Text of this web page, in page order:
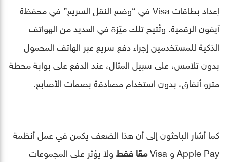
إعداد بطاقات Visa في “وضع النقل السريع” في محفظة
آيفون الرقمية. وتُتيح تلك ميّزة في العديد من الهواتف
الذكية للمستخدمين إجراء دفع سريع عبر الهاتف المحمول
بدون تلامس، على سبيل المثال، عند الدفع على بوابة محطة
مترو أنفاق، بدون استخدام مصادقة بصمات الأصابع.
كما أشار الباحثون إلى أن هذا الضعف يكمن في عمل أنظمة
Apple Pay و Visa
معًا فقطولا يؤثر على المجموعات